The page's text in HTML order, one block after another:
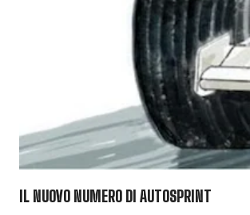
IL NUOVO NUMERO DI AUTOSPRINT